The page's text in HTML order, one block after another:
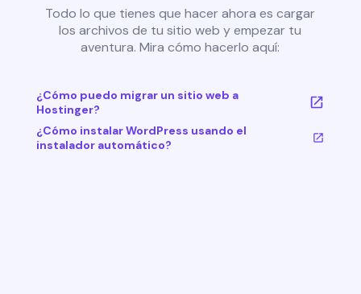
Todo lo que tienes que hacer ahora es cargar
los archivos de tu sitio web y empezar tu
aventura. Mira cómo hacerlo aquí:
¿Cómo puedo migrar un sitio web a
Hostinger?
¿Cómo instalar WordPress usando el
instalador automático?